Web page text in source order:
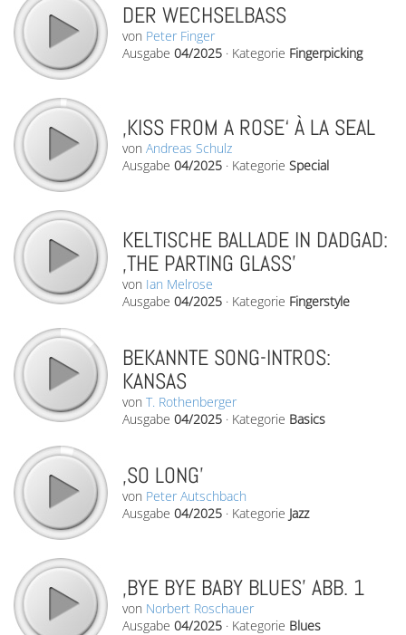
DER WECHSELBASS
von Peter Finger
Ausgabe 04/2025 · Kategorie Fingerpicking
‚KISS FROM A ROSE‘ À LA SEAL
von Andreas Schulz
Ausgabe 04/2025 · Kategorie Special
KELTISCHE BALLADE IN DADGAD:
‚THE PARTING GLASS’
von Ian Melrose
Ausgabe 04/2025 · Kategorie Fingerstyle
BEKANNTE SONG-INTROS:
KANSAS
von T. Rothenberger
Ausgabe 04/2025 · Kategorie Basics
‚SO LONG’
von Peter Autschbach
Ausgabe 04/2025 · Kategorie Jazz
‚BYE BYE BABY BLUES’ ABB. 1
von Norbert Roschauer
Ausgabe 04/2025 · Kategorie Blues